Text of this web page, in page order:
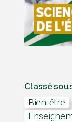
Classé
bien-être